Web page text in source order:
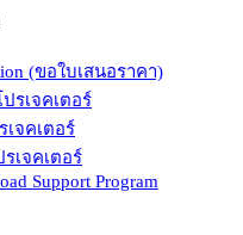
(ขอใบเสนอราคา)
รเจคเตอร์
เจคเตอร์
เจคเตอร์
Support Program